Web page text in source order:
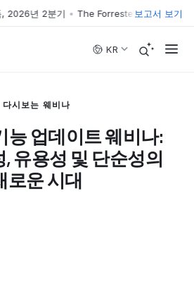
년 2분기 • The Forrester Wave™: XDR
보고서 보기
KR
다시보는 웨비나
능 업데이트 웨비나:
, 유용성 및 단순성의
로운 시대